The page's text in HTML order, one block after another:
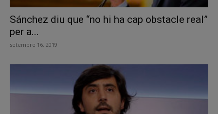
Sánchez diu que “no hi ha cap obstacle real”
per a...
setembre 16, 2019